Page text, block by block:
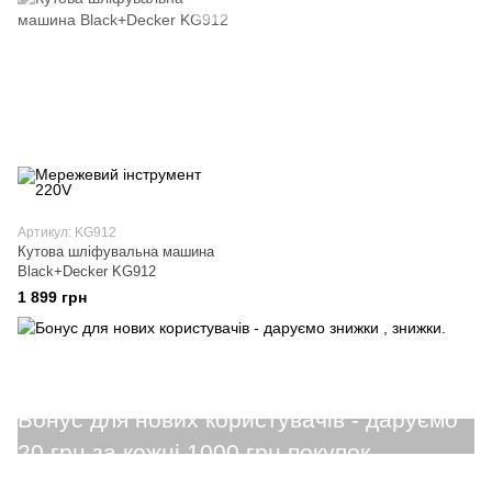
Артикул: KG912
Кутова шліфувальна машина
Black+Decker KG912
1 899 грн